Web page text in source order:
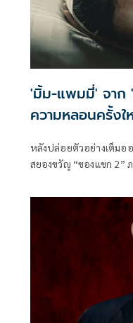
'มิ้ม-แพมมี่' จาก
ความหลอนครั้ง
หลังปล่อยตัวอย่างเต็มอ
สยองขวัญ “ของแขก 2”
ครั้งแรกของ 2 นักแสดง
“มิ้ม-รัตนวดี วงศ์ทอง”
และ “แพมมี่-สุธิดา บัวติ
“สัปเหร่อ” ที่ครั้งนี้ทั้งคู่
สยองขวัญที่พาผู้ชมดำดิ่